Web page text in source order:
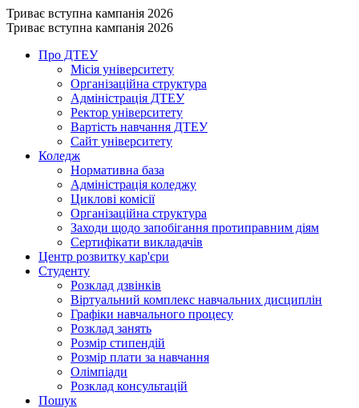
Триває вступна кампанія 2026
Триває вступна кампанія 2026
Про ДТЕУ
Місія університету
Організаційна структура
Адміністрація ДТЕУ
Ректор університету
Вартість навчання ДТЕУ
Сайт університету
Коледж
Нормативна база
Адміністрація коледжу
Циклові комісії
Організаційна структура
Заходи щодо запобігання протиправним діям
Сертифікати викладачів
Центр розвитку кар'єри
Студенту
Розклад дзвінків
Віртуальний комплекс навчальних дисциплін
Графіки навчального процесу
Розклад занять
Розмір стипендій
Розмір плати за навчання
Олімпіади
Розклад консультацій
Пошук